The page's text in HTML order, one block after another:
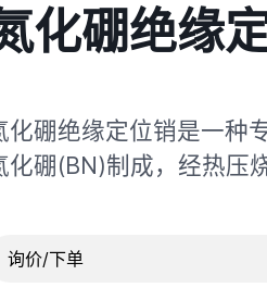
化硼绝缘
化硼绝缘定位销是一种
化硼(BN)制成，经热压
询价/下单